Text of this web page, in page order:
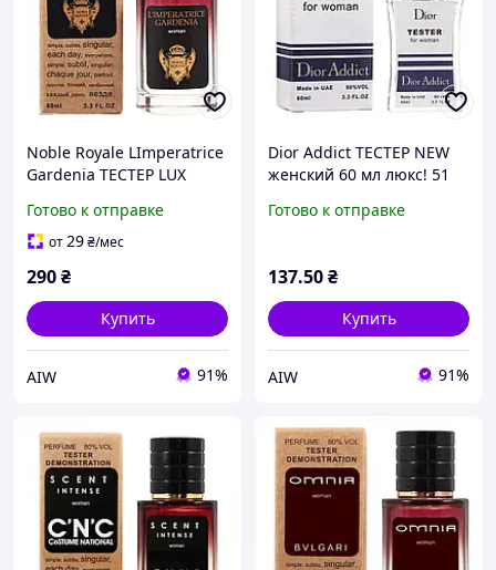
Noble Royale LImperatrice
Gardenia ТЕСТЕР LUX
Готово к отправке
от29₴/мес
290₴
Купить
AIW 91%
Dior Addict ТЕСТЕР NEW
женский 60 мл люкс! 51
Готово к отправке
137.50₴
Купить
AIW 91%